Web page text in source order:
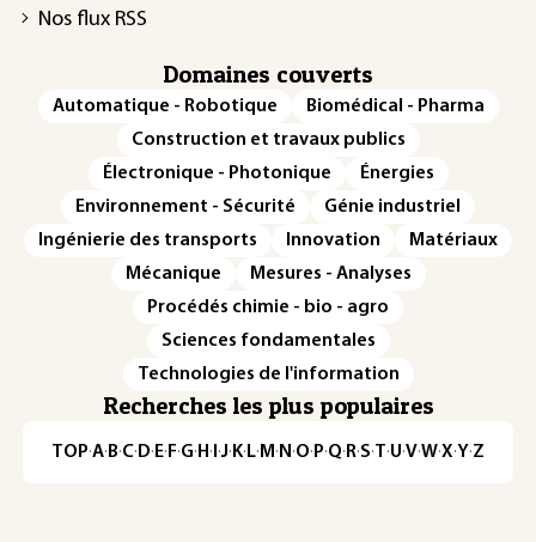
Nos flux RSS
Domaines couverts
Automatique - Robotique
Biomédical - Pharma
Construction et travaux publics
Électronique - Photonique
Énergies
Environnement - Sécurité
Génie industriel
Ingénierie des transports
Innovation
Matériaux
Mécanique
Mesures - Analyses
Procédés chimie - bio - agro
Sciences fondamentales
Technologies de l'information
Recherches les plus populaires
TOP·A·B·C· D· E· F·G· H · ·J· K· L· M · N ·O· P·Q· R·S·T·U·V·W·X·Y·Z